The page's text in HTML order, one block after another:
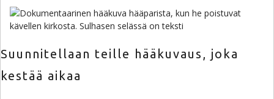
Suunnitellaan teille hääkuvaus, joka
kestää aikaa